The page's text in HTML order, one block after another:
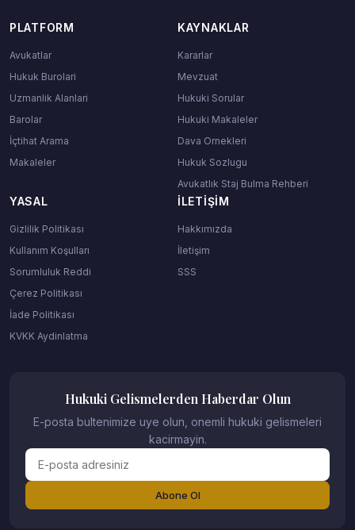
PLATFORM
Avukatlar
Hukuk Burolari
Uzmanlik Alanlari
Barolar
İçtihat Arama
Makaleler
KAYNAKLAR
Kararlar
Mevzuat
Hukuki Sorular
Hukuki Makaleler
Dava Ornekleri
Hukuk Sozlugu
Avukatlık Staj Bulma Rehberi
YASAL
Gizlilik Politikası
Kullanım Koşulları
Sorumluluk Reddi
Çerez Politikası
İade Politikası
KVKK Aydinlatma
İLETIŞIM
Hakkımızda
İletişim
SSS
Hukuki Gelismelerden Haberdar Olun
E-posta bultenimize uye olun, onemli hukuki gelismeleri
kacirmayin.
Abone Ol